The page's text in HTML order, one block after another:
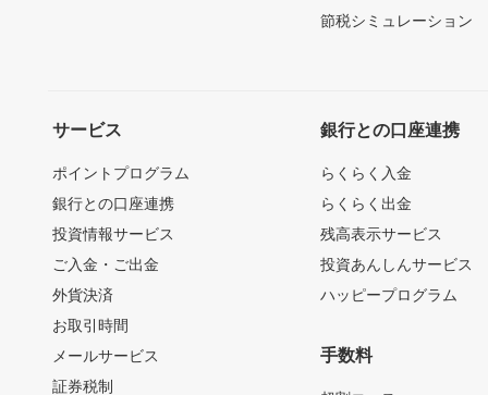
節税シミュレーション
サービス
ポイントプログラム
銀行との口座連携
投資情報サービス
ご入金・ご出金
外貨決済
お取引時間
メールサービス
証券税制
銀行との口座連携
らくらく入金
らくらく出金
残高表示サービス
投資あんしんサービス
ハッピープログラム
手数料